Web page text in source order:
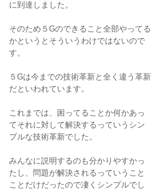
に到達しました。
そのため５Gのできること全部やってる
かというとそういうわけではないので
す。
５Gは今までの技術革新と全く違う革新
だといわれています。
これまでは、困ってることか何かあっ
てそれに対して解決するっていうシン
プルな技術革新でした。
みんなに説明するのも分かりやすかっ
たし、問題が解決されるっていうこと
ことだけだったので凄くシンプルでし